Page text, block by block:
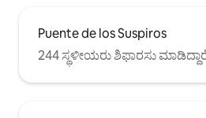
Puente de los Suspiros
244 ಸ್ಥಳೀಯರು ಶಿಫಾರಸು